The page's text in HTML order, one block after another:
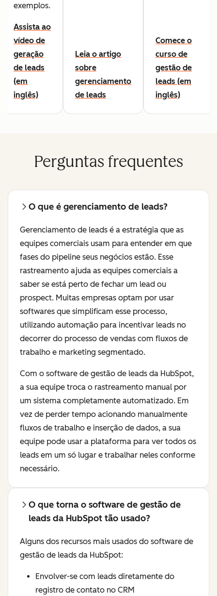
exemplos.
Assista ao
vídeo de
geração
de leads
(em
inglês)
Leia o artigo
sobre
gerenciamento
de leads
Comece o
curso de
gestão de
leads (em
inglês)
Perguntas frequentes
O que é gerenciamento de leads?
Gerenciamento de leads é a estratégia que as
equipes comerciais usam para entender em que
fases do pipeline seus negócios estão. Esse
rastreamento ajuda as equipes comerciais a
saber se está perto de fechar um lead ou
prospect. Muitas empresas optam por usar
softwares que simplificam esse processo,
utilizando automação para incentivar leads no
decorrer do processo de vendas com fluxos de
trabalho e marketing segmentado.
Com o software de gestão de leads da HubSpot,
a sua equipe troca o rastreamento manual por
um sistema completamente automatizado. Em
vez de perder tempo acionando manualmente
fluxos de trabalho e inserção de dados, a sua
equipe pode usar a plataforma para ver todos os
leads em um só lugar e trabalhar neles conforme
necessário.
O que torna o software de gestão de
leads da HubSpot tão usado?
Alguns dos recursos mais usados do software de
gestão de leads da HubSpot:
Envolver-se com leads diretamente do
registro de contato no CRM